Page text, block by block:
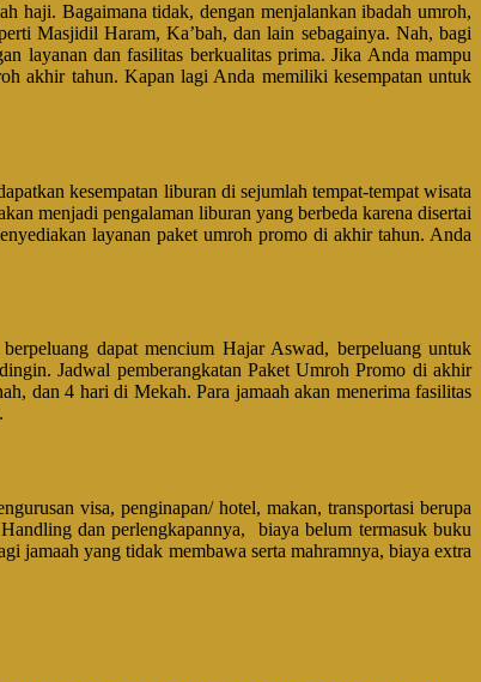
haji. Bagaimana tidak, dengan menjalankan ibadah umroh,
Masjidil Haram, Ka’bah, dan lain sebagainya. Nah, bagi
layanan dan fasilitas berkualitas prima. Jika Anda mampu
akhir tahun. Kapan lagi Anda memiliki kesempatan untuk
kesempatan liburan di sejumlah tempat-tempat wisata
menjadi pengalaman liburan yang berbeda karena disertai
layanan paket umroh promo di akhir tahun. Anda
dapat mencium Hajar Aswad, berpeluang untuk
Jadwal pemberangkatan Paket Umroh Promo di akhir
dan 4 hari di Mekah. Para jamaah akan menerima fasilitas
visa, penginapan/ hotel, makan, transportasi berupa
dan perlengkapannya, biaya belum termasuk buku
jamaah yang tidak membawa serta mahramnya, biaya extra